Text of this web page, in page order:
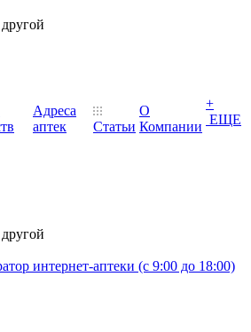
Адреса
аптек
Статьи
О
Компании
+
ЕЩЕ
интернет-аптеки (с 9:00 до 18:00)